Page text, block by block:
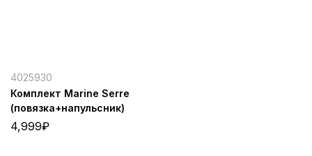
4025930
Комплект Marine Serre
(повязка+напульсник)
4,999₽